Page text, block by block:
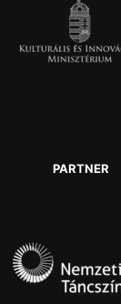
PARTNER